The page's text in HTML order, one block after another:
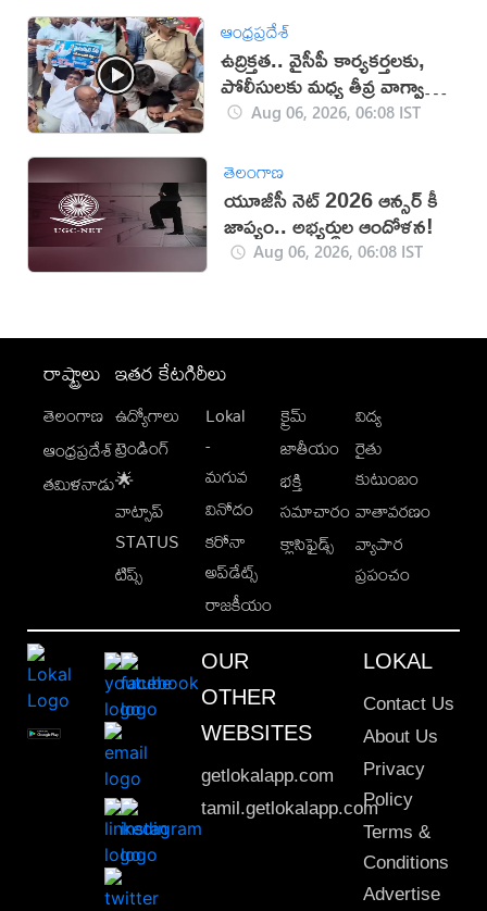
ఆంధ్రప్రదేశ్
ఉద్రిక్తత.. వైసీపీ కార్యకర్తలకు,
పోలీసులకు మధ్య తీవ్ర వాగ్వాదం
(VIDEO)
Aug 06, 2026, 06:08 IST
తెలంగాణ
యూజీసీ నెట్ 2026 ఆన్సర్ కీ
జాప్యం.. అభ్యర్థుల ఆందోళన!
Aug 06, 2026, 06:08 IST
రాష్ట్రాలు
తెలంగాణ
ఆంధ్రప్రదేశ్
తమిళనాడు
ఇతర కేటగిరీలు
ఉద్యోగాలు
ట్రెండింగ్
🌟
వాట్సాప్
STATUS
టిప్స్
Lokal
-
మగువ
వినోదం
కరోనా
అప్‌డేట్స్
రాజకీయం
క్రైమ్
జాతీయం
భక్తి
సమాచారం
క్లాసిఫైడ్స్
విద్య
రైతు
కుటుంబం
వాతావరణం
వ్యాపార
ప్రపంచం
OUR
OTHER
WEBSITES
getlokalapp.com
tamil.getlokalapp.com
LOKAL
Contact Us
About Us
Privacy
Policy
Terms &
Conditions
Advertise